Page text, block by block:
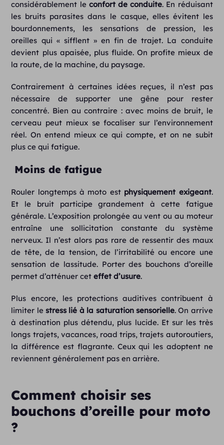
considérablement le confort de conduite. En réduisant
les bruits parasites dans le casque, elles évitent les
bourdonnements, les sensations de pression, les
oreilles qui « sifflent » en fin de trajet. La conduite
devient plus apaisée, plus fluide. On profite mieux de
la route, de la machine, du paysage.
Contrairement à certaines idées reçues, il n’est pas
nécessaire de supporter une gêne pour rester
concentré. Bien au contraire : avec moins de bruit, le
cerveau peut mieux se focaliser sur l’environnement
réel. On entend mieux ce qui compte, et on ne subit
plus ce qui fatigue.
Moins de fatigue
Rouler longtemps à moto est physiquement exigeant.
Et le bruit participe grandement à cette fatigue
générale. L’exposition prolongée au vent ou au moteur
entraîne une sollicitation constante du système
nerveux. Il n’est alors pas rare de ressentir des maux
de tête, de la tension, de l’irritabilité ou encore une
sensation de lassitude. Porter des bouchons d’oreille
permet d’atténuer ceteffet d’usure.
Plus encore, les protections auditives contribuent à
limiter lestress lié à la saturation sensorielle. On arrive
à destination plus détendu, plus lucide. Et sur les très
longs trajets, vacances, road trips, trajets autoroutiers,
la différence est flagrante. Ceux qui les adoptent ne
reviennent généralement pas en arrière.
Comment choisir ses
bouchons d’oreille pour moto
?